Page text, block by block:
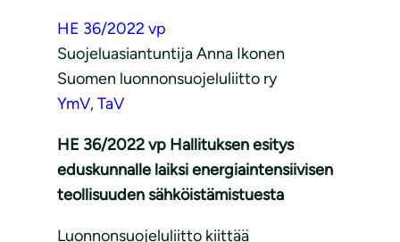
HE 36/2022 vp
Suojeluasiantuntija Anna Ikonen
Suomen luonnonsuojeluliitto ry
YmV,TaV
HE 36/2022 vp Hallituksen esitys
eduskunnalle laiksi energiaintensiivisen
teollisuuden sähköistämistuesta
Luonnonsuojeluliitto kiittää